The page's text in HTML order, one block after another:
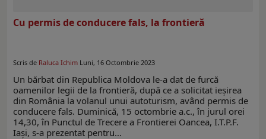
Cu permis de conducere fals, la frontieră
Scris de Raluca Ichim Luni, 16 Octombrie 2023
Un bărbat din Republica Moldova le-a dat de furcă
oamenilor legii de la frontieră, după ce a solicitat ieșirea
din România la volanul unui autoturism, având permis de
conducere fals. Duminică, 15 octombrie a.c., în jurul orei
14,30, în Punctul de Trecere a Frontierei Oancea, I.T.P.F.
Iași, s-a prezentat pentru…